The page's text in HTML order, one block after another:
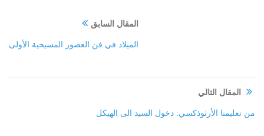
المقال السابق
الميلاد في فن العصور المسيحية الأولى
المقال التالي
من تعليمنا الأرثوذكسي: دخول السيد الى الهيكل